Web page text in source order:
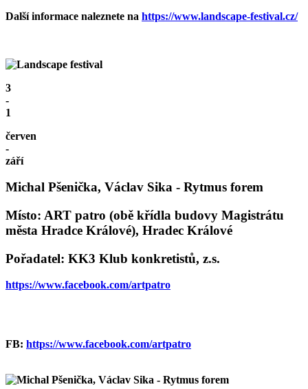
Další informace naleznete na https://www.landscape-festival.cz/
3
-
1
červen
-
září
Michal Pšenička, Václav Sika - Rytmus forem
Místo: ART patro (obě křídla budovy Magistrátu
města Hradce Králové), Hradec Králové
Pořadatel: KK3 Klub konkretistů, z.s.
https://www.facebook.com/artpatro
FB: https://www.facebook.com/artpatro